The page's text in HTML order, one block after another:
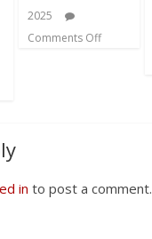
2025
Comments Off
in to post a comment.